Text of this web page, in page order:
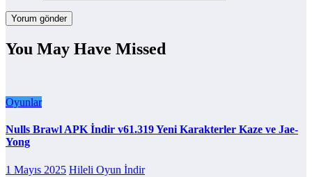
You May Have Missed
Oyunlar
Nulls Brawl APK İndir v61.319 Yeni Karakterler Kaze ve Jae-
Yong
1 Mayıs 2025 Hileli Oyun İndir